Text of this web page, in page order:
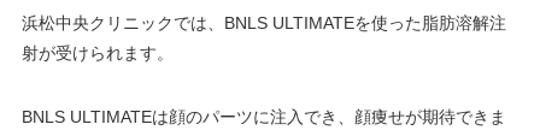
浜松中央クリニックでは、BNLS ULTIMATEを使った脂肪溶解注
射が受けられます。
BNLS ULTIMATEは顔のパーツに注入でき、顔痩せが期待できま